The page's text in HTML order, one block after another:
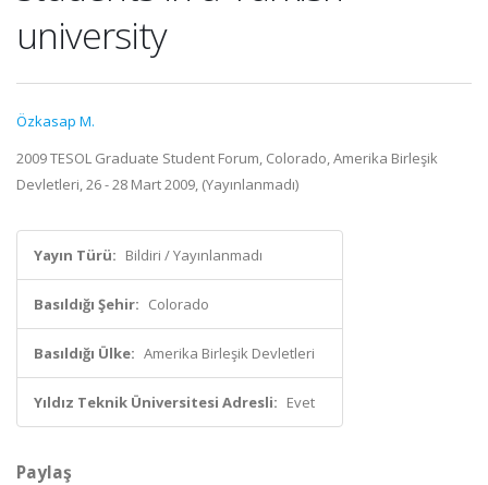
university
Özkasap M.
2009 TESOL Graduate Student Forum, Colorado, Amerika Birleşik
Devletleri, 26 - 28 Mart 2009, (Yayınlanmadı)
Yayın Türü: Bildiri / Yayınlanmadı
Basıldığı Şehir: Colorado
Basıldığı Ülke: Amerika Birleşik Devletleri
Yıldız Teknik Üniversitesi Adresli: Evet
Paylaş